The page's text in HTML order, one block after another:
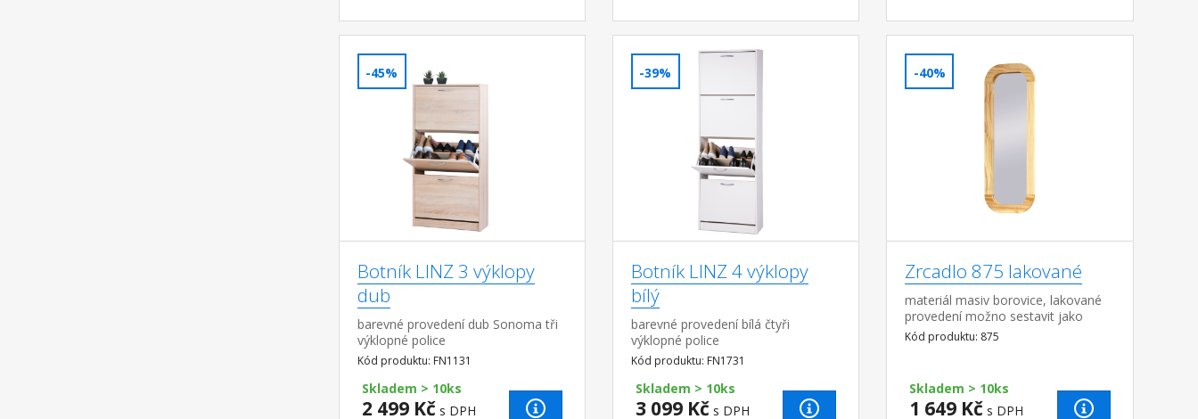
-45%
Botník LINZ 3 výklopy
dub
barevné provedení dub Sonoma tři
výklopné police
Kód produktu: FN1131
Skladem > 10ks
2 499 Kč s DPH
-39%
Botník LINZ 4 výklopy
bílý
barevné provedení bílá čtyři
výklopné police
Kód produktu: FN1731
Skladem > 10ks
3 099 Kč s DPH
-40%
Zrcadlo 875 lakované
materiál masiv borovice, lakované
provedení možno sestavit jako
předsíňovou stěnu s botníkem 874
a věšákem 873 všechny tři produkty
Kód produktu: 875
Skladem > 10ks
1 649 Kč s DPH